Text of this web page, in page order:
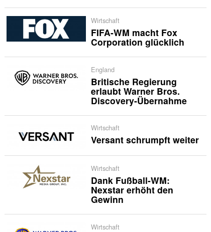
Wirtschaft
FIFA-WM macht Fox
Corporation glücklich
England
Britische Regierung
erlaubt Warner Bros.
Discovery-Übernahme
Wirtschaft
Versant schrumpft weiter
Wirtschaft
Dank Fußball-WM:
Nexstar erhöht den
Gewinn
Wirtschaft